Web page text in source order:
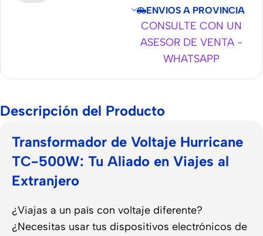
ENVIOS A PROVINCIA
CONSULTE CON UN
ASESOR DE VENTA -
WHATSAPP
Descripción del Producto
Transformador de Voltaje Hurricane
TC-500W: Tu Aliado en Viajes al
Extranjero
¿Viajas a un país con voltaje diferente?
¿Necesitas usar tus dispositivos electrónicos de